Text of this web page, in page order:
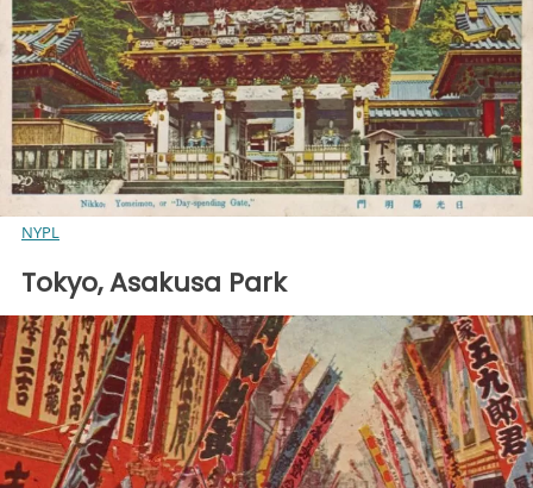
NYPL
Tokyo, Asakusa Park